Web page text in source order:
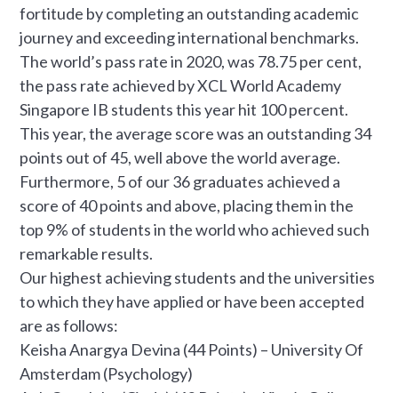
fortitude by completing an outstanding academic
journey and exceeding international benchmarks.
The world’s pass rate in 2020, was 78.75 per cent,
the pass rate achieved by XCL World Academy
Singapore IB students this year hit 100 percent.
This year, the average score was an outstanding 34
points out of 45, well above the world average.
Furthermore, 5 of our 36 graduates achieved a
score of 40 points and above, placing them in the
top 9% of students in the world who achieved such
remarkable results.
Our highest achieving students and the universities
to which they have applied or have been accepted
are as follows:
Keisha Anargya Devina (44 Points) – University Of
Amsterdam (Psychology)